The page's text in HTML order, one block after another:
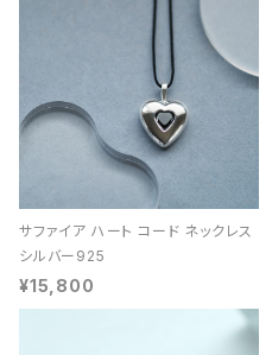
サファイア ハート コード ネックレス
シルバー925
¥15,800